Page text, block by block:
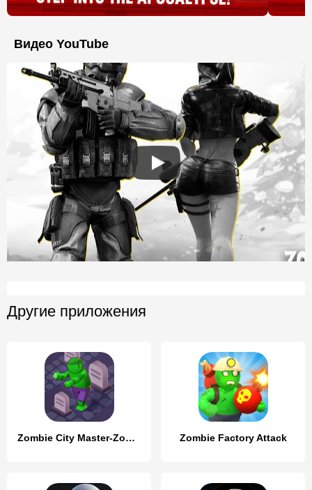
Видео YouTube
Другие приложения
Zombie City Master-Zombie Game Zombie Factory Attack